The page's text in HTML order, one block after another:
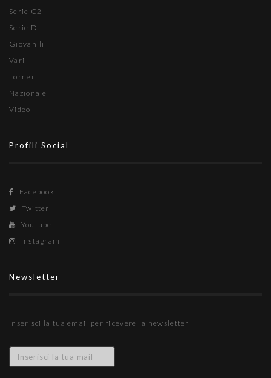
Serie C2
Serie D
Giovanili
Vari
Tornei
Nazionale
Video
Profili Social
Facebook
Twitter
Youtube
Instagram
Newsletter
Inserisci la tua email per ricevere la newsletter